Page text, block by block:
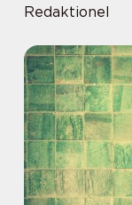
Redaktionel